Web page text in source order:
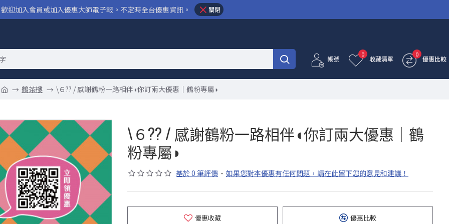
歡迎加入會員或加入優惠大師電子報。不定時全台優惠資訊。 關閉
帳號 收藏清單
0
優惠比較
0
鶴茶樓 \６?? / 感謝鶴粉一路相伴◖你訂兩大優惠｜鶴粉專屬◗
\６?? / 感謝鶴粉一路相伴◖你訂兩大優惠｜鶴
粉專屬◗
基於 0 筆評價 - 如果您對本優惠有任何問題，請在此留下您的意見和建議！
優惠收藏 優惠比較